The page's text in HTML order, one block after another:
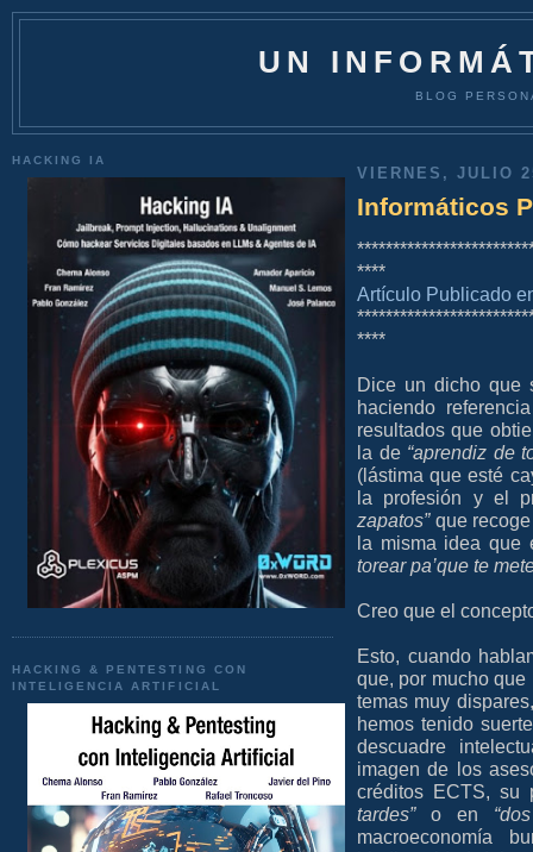
UN
BLOG
HACKING IA
HACKING & PENTESTING CON
INTELIGENCIA ARTIFICIAL
VIERNES, JULIO
Informáticos
****
Artículo Publicado
****
Dice un dicho
haciendo
resultados que
la de “aprendiz de
(lástima que esté
la profesión y el
zapatos”que recoge
la misma idea que
torear pa’que te
Creo que el
Esto, cuando
que, por mucho
temas muy
hemos tenido
descuadre
imagen de los
créditos ECTS, su
tardes”o en
macroeconomía